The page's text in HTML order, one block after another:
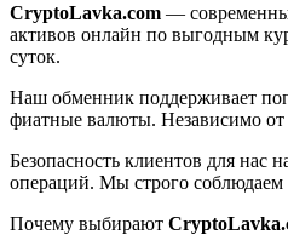
CryptoLavka.com —
активов онлайн по выгодным
суток.
Наш обменник поддерживает
фиатные валюты. Независимо от
Безопасность клиентов для нас
операций. Мы строго соблюдаем
Почему выбирают